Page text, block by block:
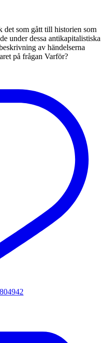
det som gått till historien som
av händelserna
på frågan Varför?